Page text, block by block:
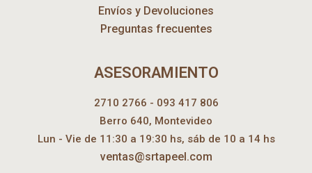
Envíos y Devoluciones
Preguntas frecuentes
ASESORAMIENTO
2710 2766 - 093 417 806
Berro 640, Montevideo
Lun - Vie de 11:30 a 19:30 hs, sáb de 10 a 14 hs
ventas@srtapeel.com